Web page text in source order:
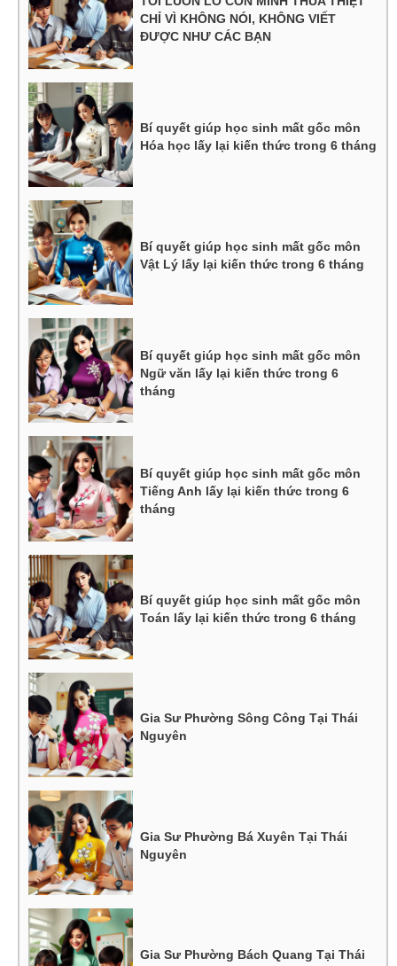
CHỈ VÌ KHÔNG NÓI, KHÔNG VIẾT
ĐƯỢC NHƯ CÁC BẠN
Bí quyết giúp học sinh mất gốc môn
Hóa học lấy lại kiến thức trong 6 tháng
Bí quyết giúp học sinh mất gốc môn
Vật Lý lấy lại kiến thức trong 6 tháng
Bí quyết giúp học sinh mất gốc môn
Ngữ văn lấy lại kiến thức trong 6
tháng
Bí quyết giúp học sinh mất gốc môn
Tiếng Anh lấy lại kiến thức trong 6
tháng
Bí quyết giúp học sinh mất gốc môn
Toán lấy lại kiến thức trong 6 tháng
Gia Sư Phường Sông Công Tại Thái
Nguyên
Gia Sư Phường Bá Xuyên Tại Thái
Nguyên
Gia Sư Phường Bách Quang Tại Thái